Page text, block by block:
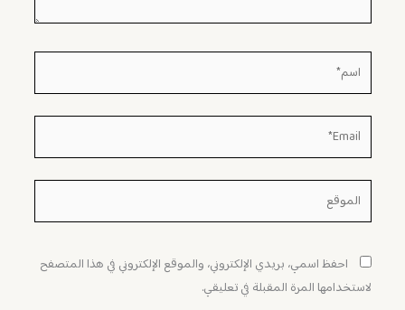
اسم*
Email*
الموقع
احفظ اسمي، بريدي الإلكتروني، والموقع الإلكتروني في هذا المتصفح
لاستخدامها المرة المقبلة في تعليقي.